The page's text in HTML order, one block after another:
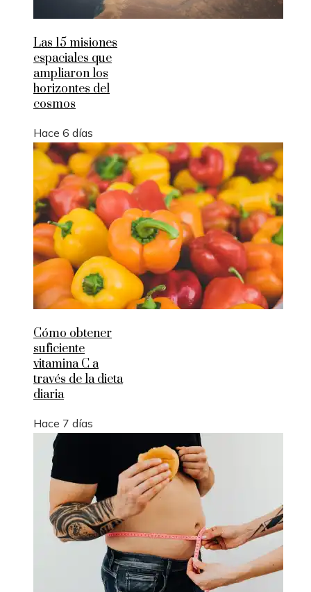
Las 15 misiones
espaciales que
ampliaron los
horizontes del
cosmos
Hace 6 días
Cómo obtener
suficiente
vitamina C a
través de la dieta
diaria
Hace 7 días